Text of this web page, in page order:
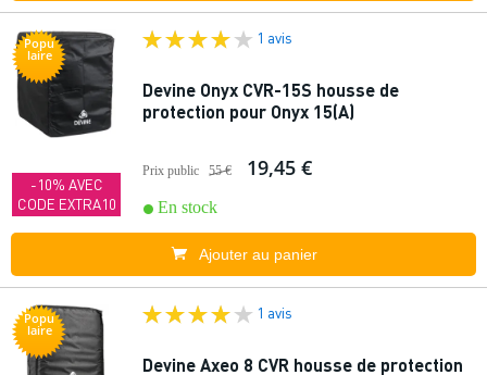
Popu
laire
-10% AVEC
CODE EXTRA10
1 avis
Devine Onyx CVR-15S housse de
protection pour Onyx 15(A)
Prix public 55 € 19,45 €
En stock
Ajouter au panier
Popu
laire
1 avis
Devine Axeo 8 CVR housse de protection